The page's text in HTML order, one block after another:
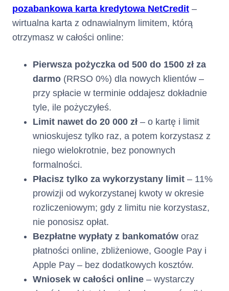
pozabankowa karta kredytowa NetCredit –
wirtualna karta z odnawialnym limitem, którą
otrzymasz w całości online:
Pierwsza pożyczka od 500 do 1500 zł za
darmo (RRSO 0%) dla nowych klientów –
przy spłacie w terminie oddajesz dokładnie
tyle, ile pożyczyłeś.
Limit nawet do 20 000 zł – o kartę i limit
wnioskujesz tylko raz, a potem korzystasz z
niego wielokrotnie, bez ponownych
formalności.
Płacisz tylko za wykorzystany limit – 11%
prowizji od wykorzystanej kwoty w okresie
rozliczeniowym; gdy z limitu nie korzystasz,
nie ponosisz opłat.
Bezpłatne wypłaty z bankomatów oraz
płatności online, zbliżeniowe, Google Pay i
Apple Pay – bez dodatkowych kosztów.
Wniosek w całości online – wystarczy